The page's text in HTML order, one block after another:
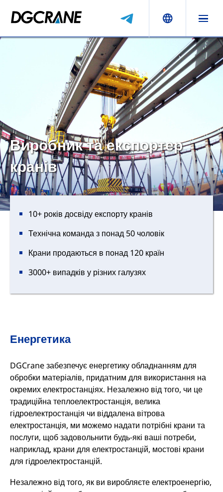
Виробник та експортер
кранів
10+ років досвіду експорту кранів
Технічна команда з понад 50 чоловік
Крани продаються в понад 120 країн
3000+ випадків у різних галузях
Енергетика
DGCrane забезпечує енергетику обладнанням для
обробки матеріалів, придатним для використання на
окремих електростанціях. Незалежно від того, чи це
традиційна теплоелектростанція, велика
гідроелектростанція чи віддалена вітрова
електростанція, ми можемо надати потрібні крани та
послуги, щоб задовольнити будь-які ваші потреби,
наприклад, крани для електростанцій, мостові крани
для гідроелектростанцій.
Незалежно від того, як ви виробляєте електроенергію,